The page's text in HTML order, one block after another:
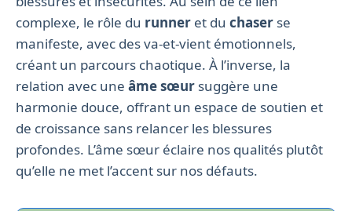
complexe, le rôle du runner et du chaser se
manifeste, avec des va-et-vient émotionnels,
créant un parcours chaotique. À l’inverse, la
relation avec une âme sœur suggère une
harmonie douce, offrant un espace de soutien et
de croissance sans relancer les blessures
profondes. L’âme sœur éclaire nos qualités plutôt
qu’elle ne met l’accent sur nos défauts.